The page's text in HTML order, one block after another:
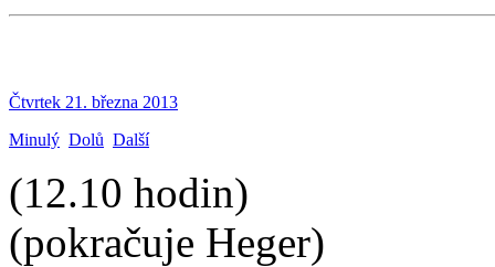
Čtvrtek 21. března 2013
Minulý Dolů Další
(12.10 hodin)
(pokračuje Heger)